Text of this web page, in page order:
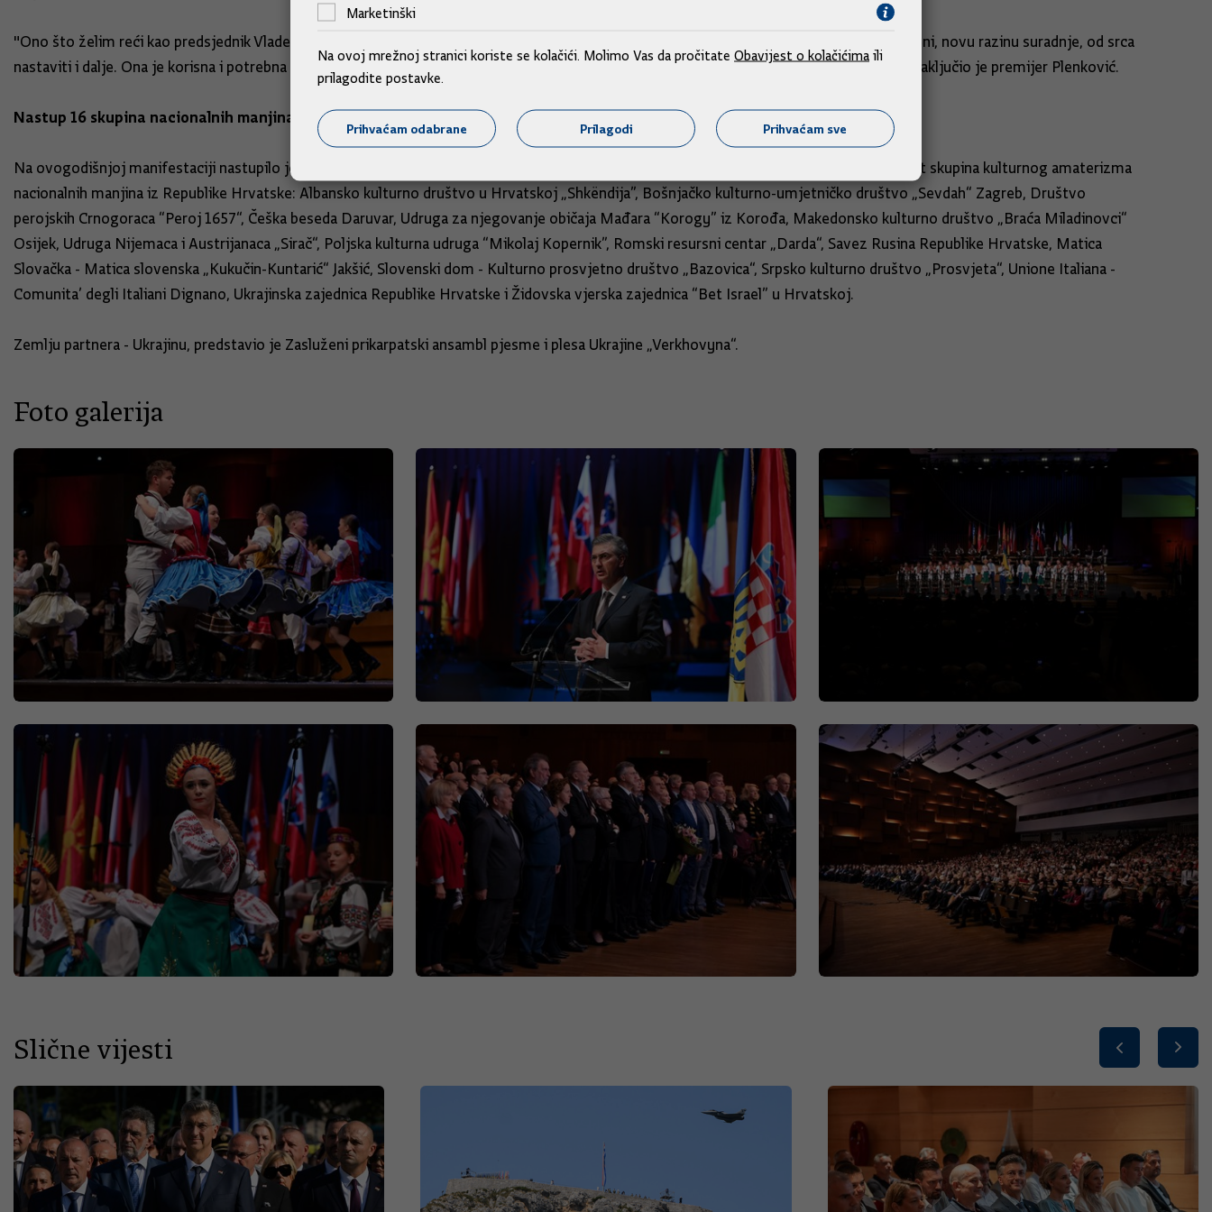
"Ono što želim reći kao predsjednik Vlade koji će biti s vama još neko vrijeme - sigurno je to da ćemo ovu politiku koja je donijela. po meni, novu razinu suradnje, od srca
nastaviti i dalje. Ona je korisna i potrebna za hrvatsko društvo, za naše sugrađane, pripadnike nacionalnih manjina, a i za hrvatski narod", zaključio je premijer Plenković.
Nastup 16 skupina nacionalnih manjina i ukrajinski ansambl pjesme i plesa
Na ovogodišnjoj manifestaciji nastupilo je 16 skupina kulturnog amaterizma nacionalnih manjina iz Republike Hrvatske: Nastupi šesnaest skupina kulturnog amaterizma
nacionalnih manjina iz Republike Hrvatske: Albansko kulturno društvo u Hrvatskoj „Shkëndija”, Bošnjačko kulturno-umjetničko društvo „Sevdah“ Zagreb, Društvo
perojskih Crnogoraca “Peroj 1657“, Češka beseda Daruvar, Udruga za njegovanje običaja Mađara “Korogy” iz Korođa, Makedonsko kulturno društvo „Braća Miladinovci“
Osijek, Udruga Nijemaca i Austrijanaca „Sirač“, Poljska kulturna udruga “Mikolaj Kopernik”, Romski resursni centar „Darda“, Savez Rusina Republike Hrvatske, Matica
Slovačka - Matica slovenska „Kukučin-Kuntarić“ Jakšić, Slovenski dom - Kulturno prosvjetno društvo „Bazovica“, Srpsko kulturno društvo „Prosvjeta“, Unione Italiana -
Comunita’ degli Italiani Dignano, Ukrajinska zajednica Republike Hrvatske i Židovska vjerska zajednica “Bet Israel” u Hrvatskoj.
Zemlju partnera - Ukrajinu, predstavio je Zasluženi prikarpatski ansambl pjesme i plesa Ukrajine „Verkhovyna“.
Foto galerija
Slične vijesti
Marketinški
Na ovoj mrežnoj stranici koriste se kolačići. Molimo Vas da pročitate Obavijest o kolačićima ili
prilagodite postavke.
Prihvaćam odabrane Prilagodi Prihvaćam sve